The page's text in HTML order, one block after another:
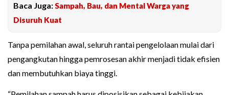
Baca Juga:Sampah, Bau, dan Mental Warga yang
Disuruh Kuat
Tanpa pemilahan awal, seluruh rantai pengelolaan mulai dari
pengangkutan hingga pemrosesan akhir menjadi tidak efisien
dan membutuhkan biaya tinggi.